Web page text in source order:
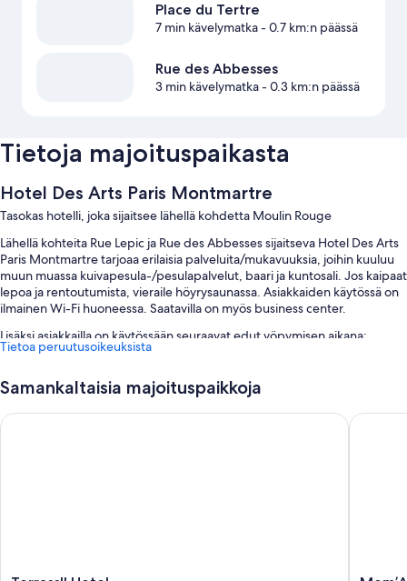
Place du Tertre
7 min kävelymatka- 0.7 km:n päässä
Rue des Abbesses
3 min kävelymatka- 0.3 km:n päässä
Tietoja majoituspaikasta
Hotel Des Arts Paris Montmartre
Tasokas hotelli, joka sijaitsee lähellä kohdetta Moulin Rouge
Lähellä kohteita Rue Lepic ja Rue des Abbesses sijaitseva Hotel Des Arts
Paris Montmartre tarjoaa erilaisia palveluita/mukavuuksia, joihin kuuluu
muun muassa kuivapesula-/pesulapalvelut, baari ja kuntosali. Jos kaipaat
lepoa ja rentoutumista, vieraile höyrysaunassa. Asiakkaiden käytössä on
ilmainen Wi-Fi huoneessa. Saatavilla on myös business center.
Lisäksi asiakkailla on käytössään seuraavat edut yöpymisen aikana:
(lisämaksusta) ja kuljetukset lentokentältä majoituspaikkaan
(lisämaksusta)
Juhlasali, ympäri vuorokauden auki oleva vastaanotto ja tallelokero
Tietoa peruutusoikeuksista
Samankaltaisia majoituspaikkoja
Terrass'' Hotel